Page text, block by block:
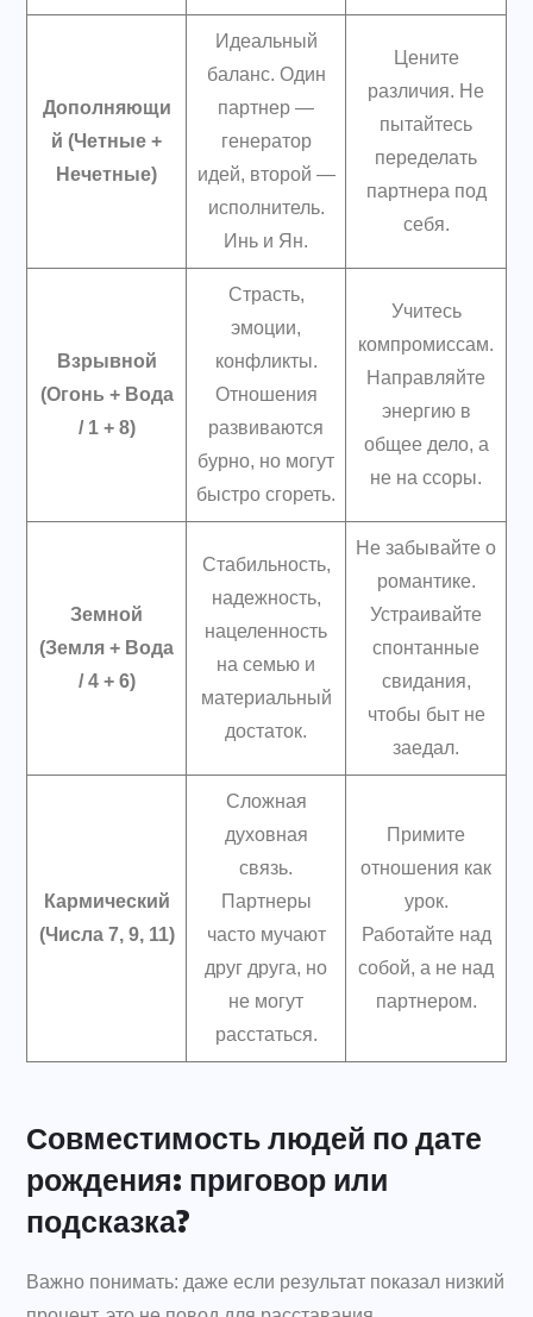
Дополняющи
й (Четные +
Нечетные)
Идеальный
баланс. Один
партнер —
генератор
идей, второй —
исполнитель.
Инь и Ян.
Цените
различия. Не
пытайтесь
переделать
партнера под
себя.
Взрывной
(Огонь + Вода
/ 1 + 8)
Страсть,
эмоции,
конфликты.
Отношения
развиваются
бурно, но могут
быстро сгореть.
Учитесь
компромиссам.
Направляйте
энергию в
общее дело, а
не на ссоры.
Земной
(Земля + Вода
/ 4 + 6)
Стабильность,
надежность,
нацеленность
на семью и
материальный
достаток.
Не забывайте о
романтике.
Устраивайте
спонтанные
свидания,
чтобы быт не
заедал.
Кармический
(Числа 7, 9, 11)
Сложная
духовная
связь.
Партнеры
часто мучают
друг друга, но
не могут
расстаться.
Примите
отношения как
урок.
Работайте над
собой, а не над
партнером.
Совместимость людей по дате
рождения: приговор или
подсказка?
Важно понимать: даже если результат показал низкий